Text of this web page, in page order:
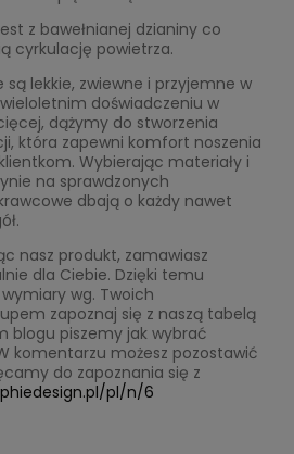
z bawełnianej dzianiny co
cyrkulację powietrza.
są lekkie, zwiewne i przyjemne w
doświadczeniu w
dążymy do stworzenia
która zapewni komfort noszenia
Wybierając materiały i
na sprawdzonych
dbają o każdy nawet
nasz produkt, zamawiasz
dla Ciebie. Dzięki temu
wg. Twoich
zapoznaj się z naszą tabelą
blogu piszemy jak wybrać
komentarzu możesz pozostawić
do zapoznania się z
pl/n/6